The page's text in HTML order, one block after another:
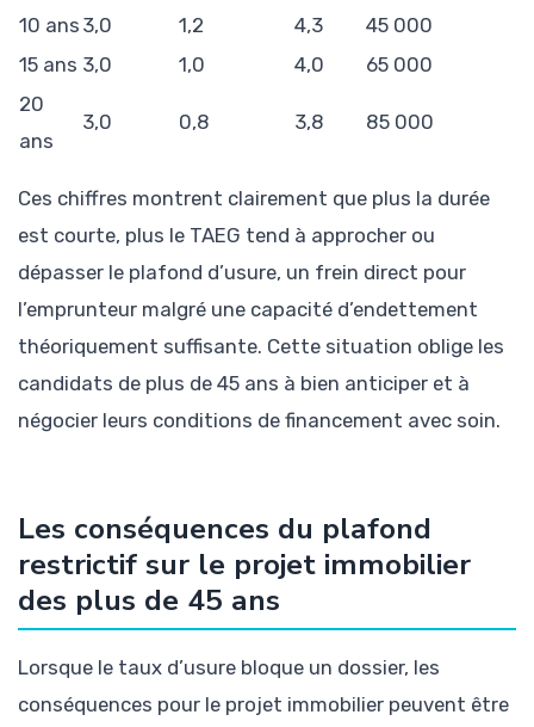
10 ans 3,0 1,2 4,3
45 000
15 ans 3,0 1,0 4,0
65 000
20
ans
3,0 0,8 3,8 85 000
Ces chiffres montrent clairement que plus la durée
est courte, plus le TAEG tend à approcher ou
dépasser le plafond d’usure, un frein direct pour
l’emprunteur malgré une capacité d’endettement
théoriquement suffisante. Cette situation oblige les
candidats de plus de 45 ans à bien anticiper et à
négocier leurs conditions de financement avec soin.
Les conséquences du plafond
restrictif sur le projet immobilier
des plus de 45 ans
Lorsque le taux d’usure bloque un dossier, les
conséquences pour le projet immobilier peuvent être